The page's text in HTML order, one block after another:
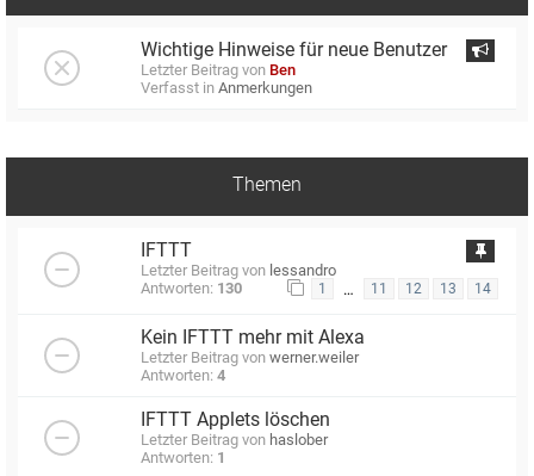
Wichtige Hinweise für neue Benutzer
Letzter Beitrag von Ben
Verfasst in Anmerkungen
Themen
IFTTT
Letzter Beitrag von lessandro
Antworten: 130 1 … 11 12 13 14
Kein IFTTT mehr mit Alexa
Letzter Beitrag von werner.weiler
Antworten: 4
IFTTT Applets löschen
Letzter Beitrag von haslober
Antworten: 1